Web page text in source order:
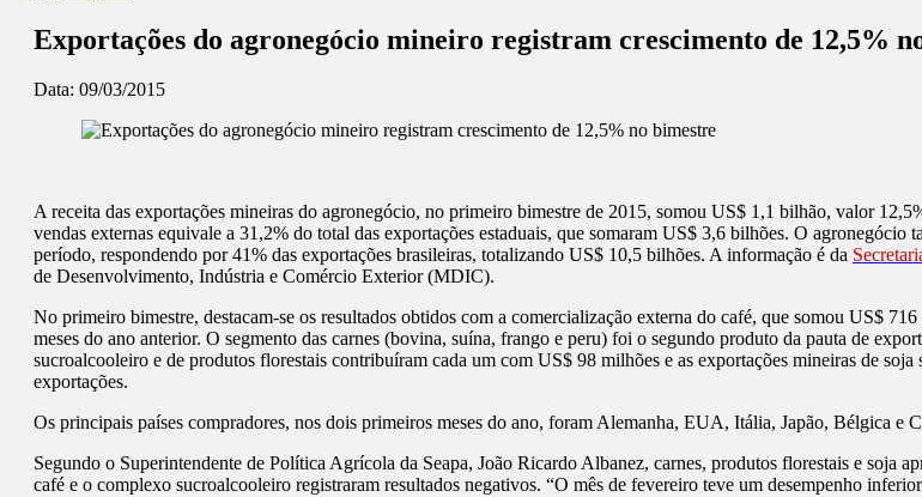
Exportações do agronegócio mineiro registram crescimento de 12,5%
Data: 09/03/2015
A receita das exportações mineiras do agronegócio, no primeiro bimestre de 2015, somou US$ 1,1 bilhão, valor
vendas externas equivale a 31,2% do total das exportações estaduais, que somaram US$ 3,6 bilhões. O
período, respondendo por 41% das exportações brasileiras, totalizando US$ 10,5 bilhões. A informação é da
de Desenvolvimento, Indústria e Comércio Exterior (MDIC).
No primeiro bimestre, destacam-se os resultados obtidos com a comercialização externa do café, que somou US$
meses do ano anterior. O segmento das carnes (bovina, suína, frango e peru) foi o segundo produto da pauta de
sucroalcooleiro e de produtos florestais contribuíram cada um com US$ 98 milhões e as exportações mineiras de
exportações.
Os principais países compradores, nos dois primeiros meses do ano, foram Alemanha, EUA, Itália, Japão, Bélgica e
Segundo o Superintendente de Política Agrícola da Seapa, João Ricardo Albanez, carnes, produtos florestais e soja
café e o complexo sucroalcooleiro registraram resultados negativos. “O mês de fevereiro teve um desempenho